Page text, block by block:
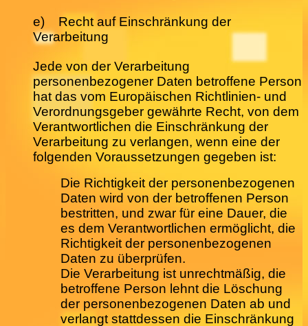
e) Recht auf Einschränkung der
Verarbeitung
Jede von der Verarbeitung
personenbezogener Daten betroffene Person
hat das vom Europäischen Richtlinien- und
Verordnungsgeber gewährte Recht, von dem
Verantwortlichen die Einschränkung der
Verarbeitung zu verlangen, wenn eine der
folgenden Voraussetzungen gegeben ist:
Die Richtigkeit der personenbezogenen
Daten wird von der betroffenen Person
bestritten, und zwar für eine Dauer, die
es dem Verantwortlichen ermöglicht, die
Richtigkeit der personenbezogenen
Daten zu überprüfen.
Die Verarbeitung ist unrechtmäßig, die
betroffene Person lehnt die Löschung
der personenbezogenen Daten ab und
verlangt stattdessen die Einschränkung